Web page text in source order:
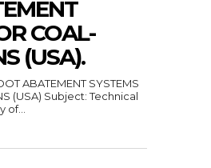
COAL-
(USA).
ABATEMENT SYSTEMS
Technical